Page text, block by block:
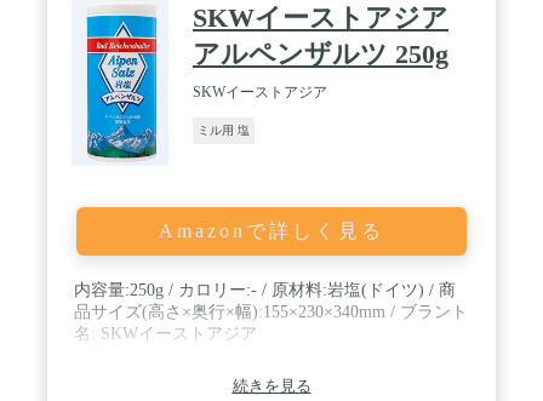
SKWイーストアジア
アルペンザルツ 250g
SKWイーストアジア
ミル用 塩
Amazonで詳しく見る
内容量:250g / カロリー:- / 原材料:岩塩(ドイツ) / 商
品サイズ(高さ×奥行×幅):155×230×340mm / ブラント
名: SKWイーストアジア
続きを見る